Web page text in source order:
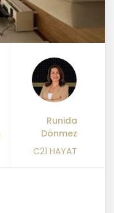
Runida
Dönmez
C21 HAYAT